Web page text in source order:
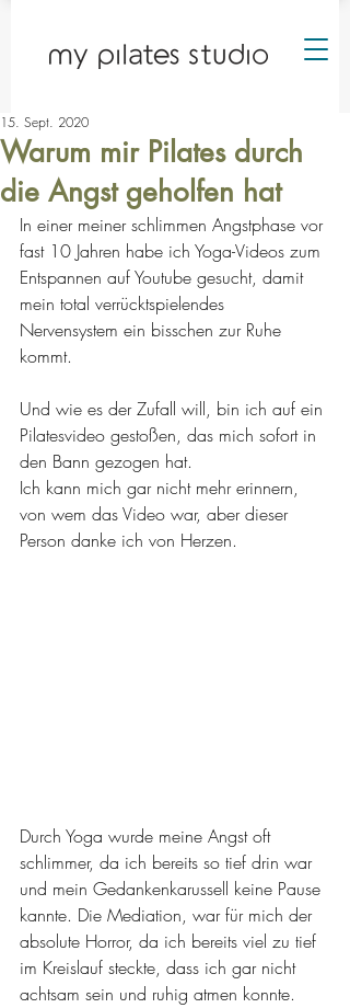
Warum mir Pilates durch
die Angst geholfen hat
15. Sept. 2020
In einer meiner schlimmen Angstphase vor
fast 10 Jahren habe ich Yoga-Videos zum
Entspannen auf Youtube gesucht, damit
mein total verrücktspielendes
Nervensystem ein bisschen zur Ruhe
kommt.
Und wie es der Zufall will, bin ich auf ein
Pilatesvideo gestoßen, das mich sofort in
den Bann gezogen hat.
Ich kann mich gar nicht mehr erinnern,
von wem das Video war, aber dieser
Person danke ich von Herzen.
Durch Yoga wurde meine Angst oft
schlimmer, da ich bereits so tief drin war
und mein Gedankenkarussell keine Pause
kannte. Die Mediation, war für mich der
absolute Horror, da ich bereits viel zu tief
im Kreislauf steckte, dass ich gar nicht
achtsam sein und ruhig atmen konnte.